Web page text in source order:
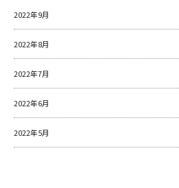
2022年9月
2022年8月
2022年7月
2022年6月
2022年5月